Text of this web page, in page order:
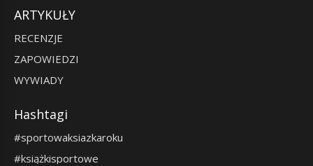
ARTYKUŁY
RECENZJE
ZAPOWIEDZI
WYWIADY
Hashtagi
#sportowaksiazkaroku
#książkisportowe